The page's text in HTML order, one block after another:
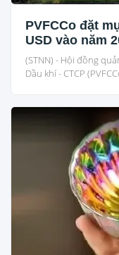
PVFCCo đặt
USD vào năm
(STNN) - Hội đồng
Dầu khí - CTCP